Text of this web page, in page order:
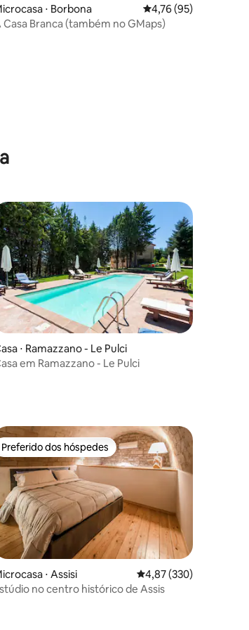
⋅ Borbona 4,76 de uma
4,76 (95)
Casa Branca (também no GMaps)
⋅ Ramazzano - Le Pulci
em Ramazzano - Le Pulci
média de 5, 38 avaliações
Preferido dos hóspedes
Preferido dos hóspedes
⋅ Assisi 4,87 de uma avaliação
4,87 (330)
no centro histórico de Assis